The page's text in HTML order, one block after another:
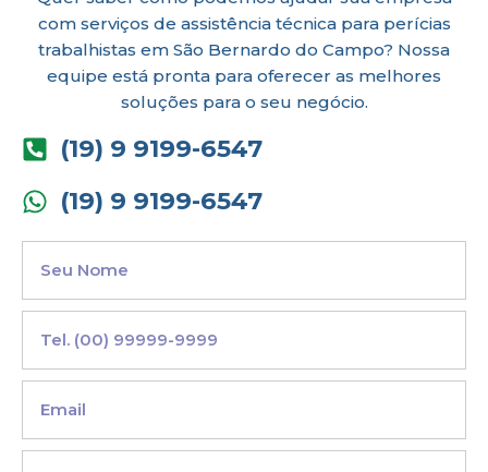
com serviços de assistência técnica para perícias
trabalhistas em São Bernardo do Campo? Nossa
equipe está pronta para oferecer as melhores
soluções para o seu negócio.
(19) 9 9199-6547
(19) 9 9199-6547